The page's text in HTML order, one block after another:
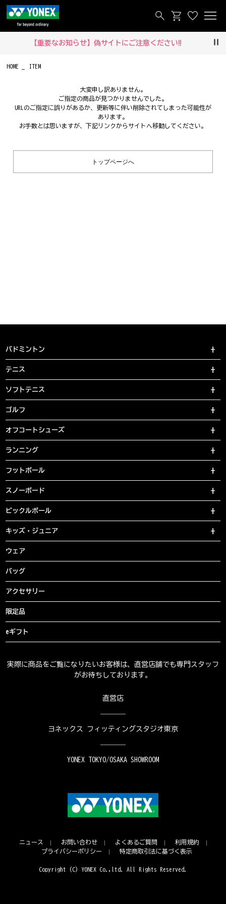
【重要なお知らせ】偽サイトにご注意ください‼
HOME ITEM
大変申し訳ありません。
ご指定の商品が見つかりませんでした。
URLのご指定に誤りがあるか、更新等に伴い削除されてしまった可能性が
あります。
お手数とは思いますが、下記リンクからサイトへ移動してください。
トップページへ
バドミントン
テニス
ソフトテニス
ゴルフ
オフコートシューズ
ランニング
フットボール
スノーボード
ピックルボール
キッズ・ジュニア
ウェア
バッグ
アクセサリー
限定品
eギフト
実際に商品をご覧になりたいお客様は、直営店舗でも専門スタッフ
がお待ちしております。
直営店
ヨネックス フィッティングスタジオ東京
YONEX TOKYO/OSAKA SHOWROOM
ニュース お問い合わせ よくあるご質問
利用規約
プライバシーポリシー
特定商取引法に基づく表示
Copyright (C) YONEX Co.,ltd. All Rights Reserved.